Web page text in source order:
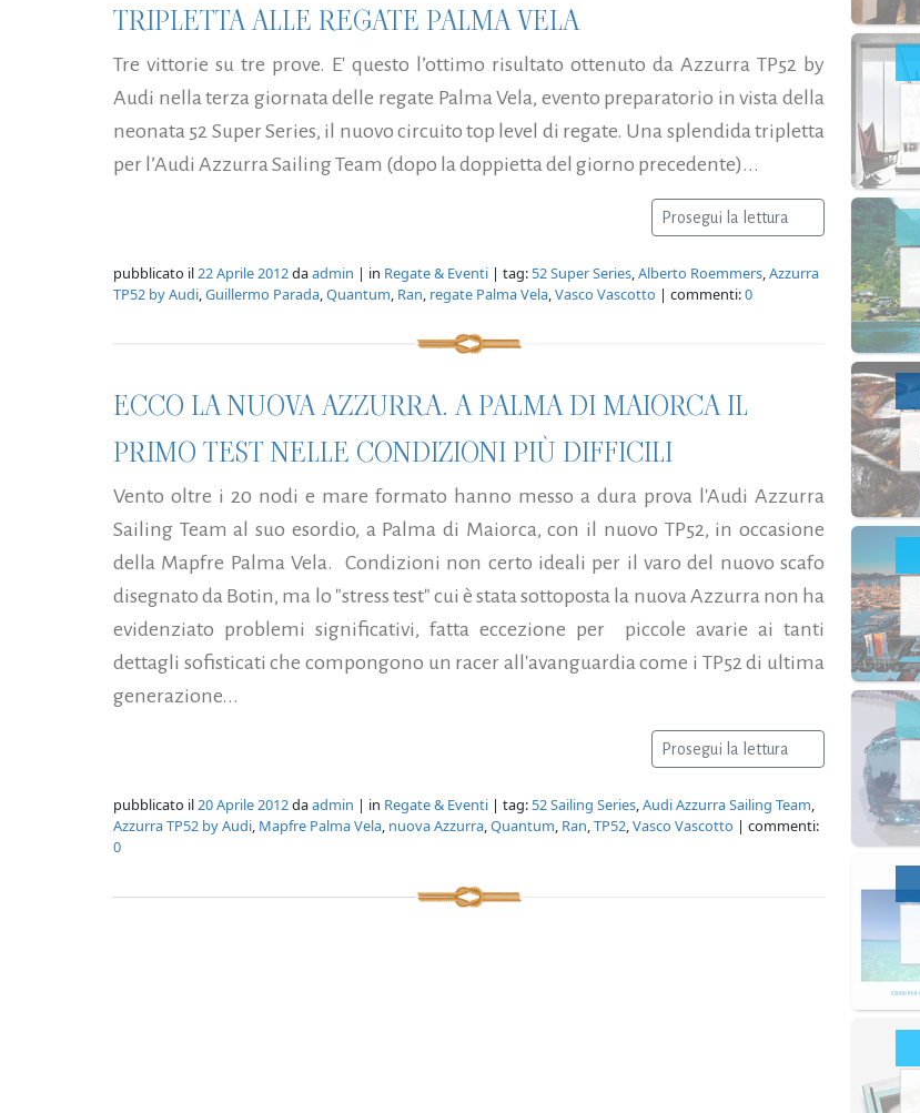
TRIPLETTA ALLE REGATE PALMA VELA
Tre vittorie su tre prove. E' questo l’ottimo risultato ottenuto da Azzurra TP52 by
Audi nella terza giornata delle regate Palma Vela, evento preparatorio in vista della
neonata 52 Super Series, il nuovo circuito top level di regate. Una splendida tripletta
per l’Audi Azzurra Sailing Team (dopo la doppietta del giorno precedente)...
Prosegui la lettura
pubblicato il 22 Aprile 2012daadmin | in Regate & Eventi | tag: 52 Super Series Alberto Roemmers Azzurra
TP52 by Audi Guillermo Parada Quantum Ran regate Palma Vela Vasco Vascotto | commenti:0
ECCO LA NUOVA AZZURRA. A PALMA DI MAIORCA IL
PRIMO TEST NELLE CONDIZIONI PIÙ DIFFICILI
Vento oltre i 20 nodi e mare formato hanno messo a dura prova l'Audi Azzurra
Sailing Team al suo esordio, a Palma di Maiorca, con il nuovo TP52, in occasione
della Mapfre Palma Vela. Condizioni non certo ideali per il varo del nuovo scafo
disegnato da Botin, ma lo "stress test" cui è stata sottoposta la nuova Azzurra non ha
evidenziato problemi significativi, fatta eccezione per piccole avarie ai tanti
dettagli sofisticati che compongono un racer all'avanguardia come i TP52 di ultima
generazione...
Prosegui la lettura
pubblicato il20 Aprile 2012daadmin | in Regate & Eventi | tag: 52 Sailing Series,Audi Azzurra Sailing Team,
Azzurra TP52 by Audi, Mapfre Palma Vela, nuova Azzurra,Quantum, Ran,TP52,Vasco Vascotto | commenti:
0